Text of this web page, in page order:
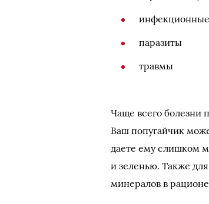
инфекционные
паразиты
травмы
Чаще всего болезни
Ваш попугайчик
даете ему слишком
и зеленью. Также
минералов в